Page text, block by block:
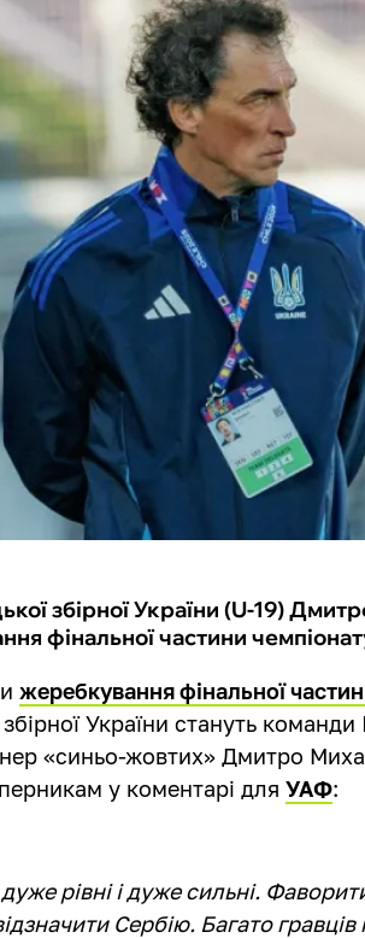
збірної України (U-19)
фінальної частини
жеребкування фінальної
України стануть команди
«синьо-жовтих» Дмитро
у коментарі дляУАФ:
рівні і дуже сильні.
Сербію. Багато